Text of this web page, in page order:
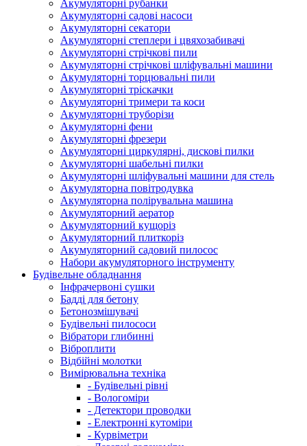
Акумуляторні рубанки
Акумуляторні садові насоси
Акумуляторні секатори
Акумуляторні степлери і цвяхозабивачі
Акумуляторні стрічкові пили
Акумуляторні стрічкові шліфувальні машини
Акумуляторні торцювальні пили
Акумуляторні тріскачки
Акумуляторні тримери та коси
Акумуляторні труборізи
Акумуляторні фени
Акумуляторні фрезери
Акумуляторні циркулярні, дискові пилки
Акумуляторні шабельні пилки
Акумуляторні шліфувальні машини для стель
Акумуляторна повітродувка
Акумуляторна полірувальна машина
Акумуляторний аератор
Акумуляторний кущоріз
Акумуляторний плиткоріз
Акумуляторний садовий пилосос
Набори акумуляторного інструменту
Будівельне обладнання
Інфрачервоні сушки
Бадді для бетону
Бетонозмішувачі
Будівельні пилососи
Вібратори глибинні
Віброплити
Відбійні молотки
Вимірювальна техніка
- Будівельні рівні
- Вологоміри
- Детектори проводки
- Електронні кутоміри
- Курвіметри